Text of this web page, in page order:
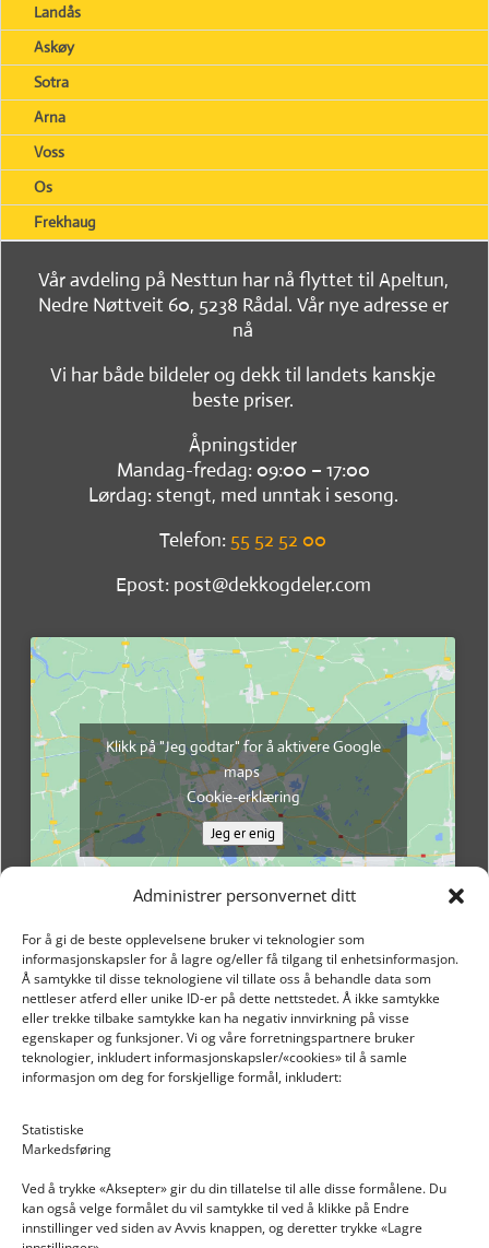
Administrer personvernet ditt
For å gi de beste opplevelsene bruker vi teknologier som
informasjonskapsler for å lagre og/eller få tilgang til enhetsinformasjon.
Å samtykke til disse teknologiene vil tillate oss å behandle data som
nettleser atferd eller unike ID-er på dette nettstedet. Å ikke samtykke
eller trekke tilbake samtykke kan ha negativ innvirkning på visse
egenskaper og funksjoner. Vi og våre forretningspartnere bruker
teknologier, inkludert informasjonskapsler/«cookies» til å samle
informasjon om deg for forskjellige formål, inkludert:
Statistiske
Markedsføring
Ved å trykke «Aksepter» gir du din tillatelse til alle disse formålene. Du
kan også velge formålet du vil samtykke til ved å klikke på Endre
innstillinger ved siden av Avvis knappen, og deretter trykke «Lagre
Landås
Askøy
Sotra
Arna
Voss
Os
Frekhaug
Vår avdeling på Nesttun har nå flyttet til Apeltun,
Nedre Nøttveit 60, 5238 Rådal. Vår nye adresse er
nå
Vi har både bildeler og dekk til landets kanskje
beste priser.
Åpningstider
Mandag-fredag: 09:00 – 17:00
Lørdag: stengt, med unntak i sesong.
Telefon: 55 52 52 00
Epost: post@dekkogdeler.com
Klikk på "Jeg godtar" for å aktivere Google
maps
Cookie-erklæring
Jeg er enig